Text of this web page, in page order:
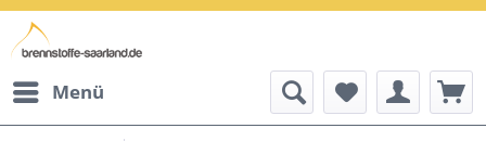
Menü